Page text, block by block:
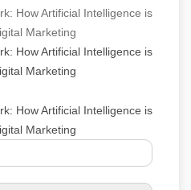
How Artificial Intelligence is
Marketing
How Artificial Intelligence is
Marketing
How Artificial Intelligence is
Marketing